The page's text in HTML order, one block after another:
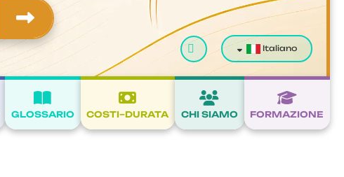
Cerca Italiano
GLOSSARIO COSTI–DURATA CHI SIAMO FORMAZIONE